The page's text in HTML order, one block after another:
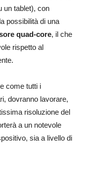
un tablet), con
possibilità di una
quad-core, il che
rispetto al
come tutti i
dovranno lavorare,
risoluzione del
a un notevole
sia a livello di